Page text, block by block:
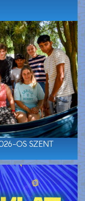
OS SZENT